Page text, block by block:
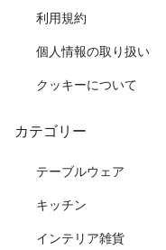
利用規約
個人情報の取り扱い
クッキーについて
カテゴリー
テーブルウェア
キッチン
インテリア雑貨